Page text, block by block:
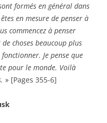
formés en général dans
en mesure de penser à
commencez à penser
choses beaucoup plus
Je pense que
pour le monde. Voilà
» [Pages 355-6]